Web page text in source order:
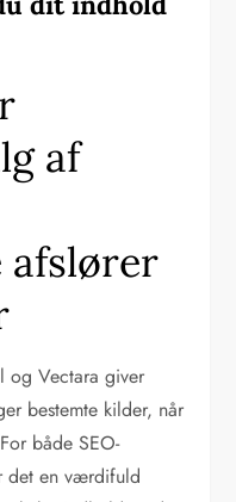
af
afslører
og Vectara giver
bestemte kilder, når
både SEO-
det en værdifuld